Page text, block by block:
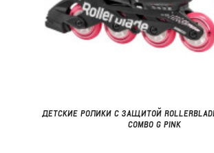
ДЕТСКИЕ РОЛИКИ С ЗАЩИТОЙ ROLLERBLADE
COMBO G PINK